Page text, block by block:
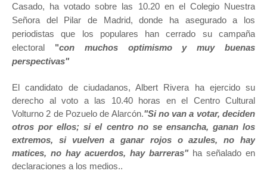
Casado, ha votado sobre las 10.20 en el Colegio Nuestra
Señora del Pilar de Madrid, donde ha asegurado a los
periodistas que los populares han cerrado su campaña
electoral "con muchos optimismo y muy buenas
perspectivas"
El candidato de ciudadanos, Albert Rivera ha ejercido su
derecho al voto a las 10.40 horas en el Centro Cultural
Volturno 2 de Pozuelo de Alarcón."Si no van a votar, deciden
otros por ellos; si el centro no se ensancha, ganan los
extremos, si vuelven a ganar rojos o azules, no hay
matices, no hay acuerdos, hay barreras"ha señalado en
declaraciones a los medios..